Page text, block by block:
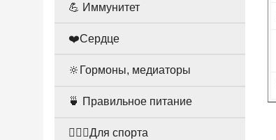
💪 Иммунитет
❤️Сердце
🔆Гормоны, медиаторы
🍵 Правильное питание
🤸🏻‍♀️Для спорта